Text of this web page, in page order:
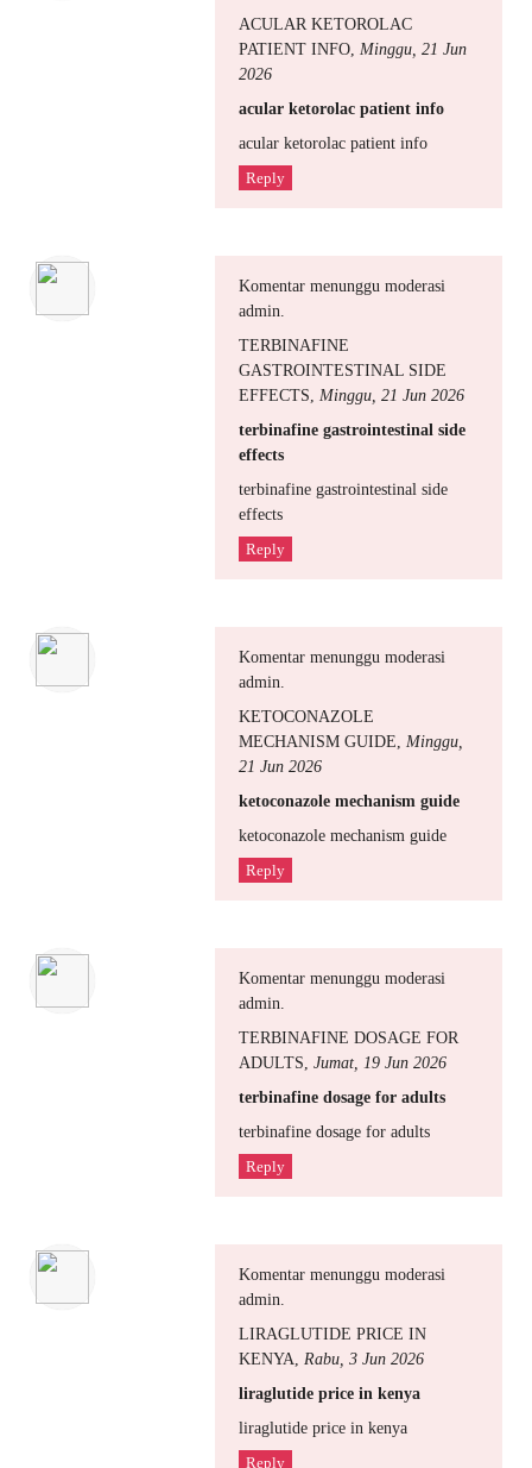
ACULAR KETOROLAC
PATIENT INFO Minggu, 21 Jun
2026
acular ketorolac patient info
acular ketorolac patient info
Reply
Komentar menunggu moderasi
admin.
TERBINAFINE
GASTROINTESTINAL SIDE
EFFECTS
Minggu, 21 Jun 2026
terbinafine gastrointestinal side
effects
terbinafine gastrointestinal side
effects
Reply
Komentar menunggu moderasi
admin.
KETOCONAZOLE
MECHANISM GUIDE
Minggu,
21 Jun 2026
ketoconazole mechanism guide
ketoconazole mechanism guide
Reply
Komentar menunggu moderasi
admin.
TERBINAFINE DOSAGE FOR
ADULTS Jumat, 19 Jun 2026
terbinafine dosage for adults
terbinafine dosage for adults
Reply
Komentar menunggu moderasi
admin.
LIRAGLUTIDE PRICE IN
KENYA
Rabu, 3 Jun 2026
liraglutide price in kenya
liraglutide price in kenya
Reply